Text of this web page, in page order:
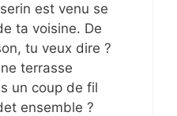
est venu se
ta voisine. De
tu veux dire ?
terrasse
un coup de fil
ensemble ?